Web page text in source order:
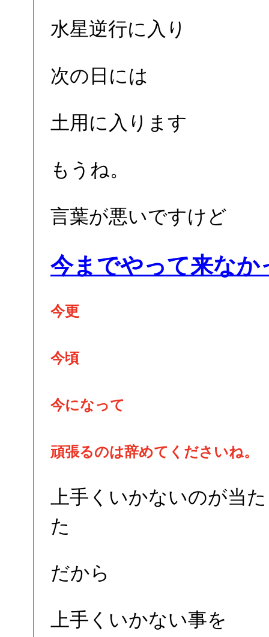
水星逆行に入り
次の日には
土用に入ります
もうね。
言葉が悪いですけど
今までやって来なか
今更
今頃
今になって
頑張るのは辞めてくださいね。
上手くいかないのが当
た
だから
上手くいかない事を